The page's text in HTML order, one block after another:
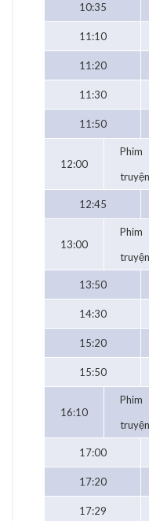
10:35
11:10
11:20
11:30
11:50
12:00
Phim
truyện
12:45
13:00
Phim
truyện
13:50
14:30
15:20
15:50
16:10
Phim
truyện
17:00
17:20
17:29